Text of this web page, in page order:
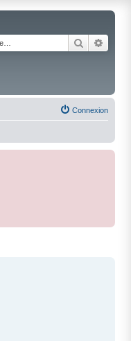
Rechercher
Connexion